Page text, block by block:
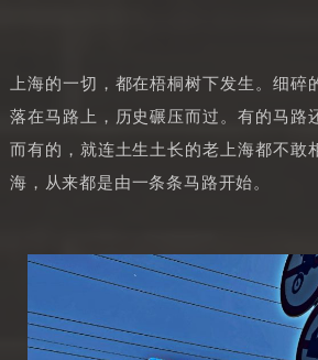
上海的一切，都在梧桐树下发生。细碎
落在马路上，历史碾压而过。有的马路
而有的，就连土生土长的老上海都不敢
海，从来都是由一条条马路开始。